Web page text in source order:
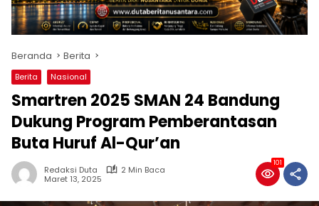
Beranda Berita
Berita Nasional
Smartren 2025 SMAN 24 Bandung
Dukung Program Pemberantasan
Buta Huruf Al-Qur’an
Redaksi Duta
2 Min Baca
Maret 13, 2025
101